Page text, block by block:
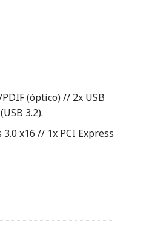
(óptico) // 2x USB
3.2).
x16 // 1x PCI Express